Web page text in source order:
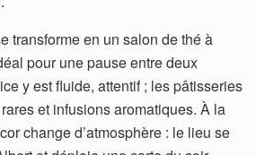
transforme en un salon de thé à
pour une pause entre deux
y est fluide, attentif ; les pâtisseries
et infusions aromatiques. À la
change d’atmosphère : le lieu se